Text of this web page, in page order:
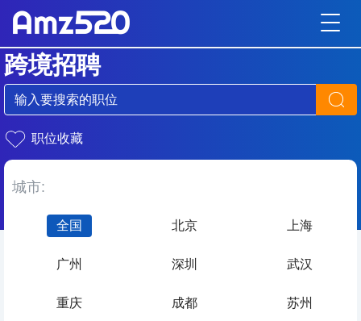
跨境招聘
职位收藏
城市:
全国 北京 上海
广州 深圳 武汉
重庆 成都 苏州